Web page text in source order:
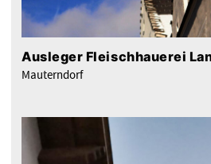
Ausleger Fleischhauerei
Mauterndorf